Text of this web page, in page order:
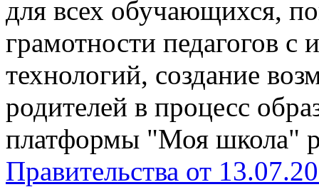
для всех обучающихся,
грамотности педагогов
технологий, создание
родителей в процесс
платформы "Моя школа"
Правительства от